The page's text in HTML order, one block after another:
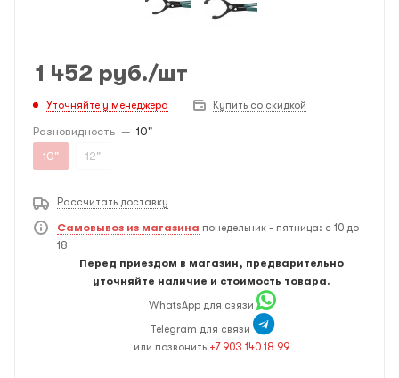
1 452 руб./шт
Уточняйте у менеджера Купить со скидкой
Разновидность — 10"
10"
12"
Рассчитать доставку
Самовывоз из магазина понедельник - пятница: с 10 до
18
Перед приездом в магазин, предварительно
уточняйте наличие и стоимость товара.
WhatsApp для связи
Telegram для связи
или позвонить +7 903 140 18 99